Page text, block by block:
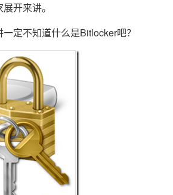
开来讲。
定不知道什么是Bitlocker吧？